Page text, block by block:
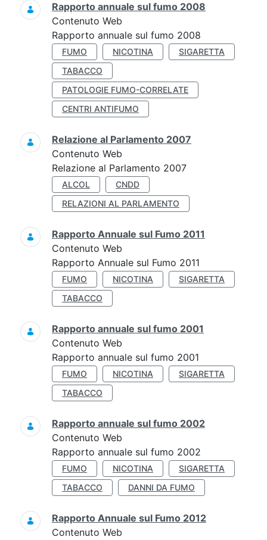
Rapporto annuale sul fumo 2008
Contenuto Web
Rapporto annuale sul fumo 2008
FUMO NICOTINA
SIGARETTA
TABACCO
PATOLOGIE FUMO-CORRELATE
CENTRI ANTIFUMO
Relazione al Parlamento 2007
Contenuto Web
Relazione al Parlamento 2007
ALCOL
CNDD
RELAZIONI AL PARLAMENTO
Rapporto Annuale sul Fumo 2011
Contenuto Web
Rapporto Annuale sul Fumo 2011
FUMO NICOTINA
SIGARETTA
TABACCO
Rapporto annuale sul fumo 2001
Contenuto Web
Rapporto annuale sul fumo 2001
FUMO NICOTINA
SIGARETTA
TABACCO
Rapporto annuale sul fumo 2002
Contenuto Web
Rapporto annuale sul fumo 2002
FUMO NICOTINA
SIGARETTA
TABACCO
DANNI DA FUMO
Rapporto Annuale sul Fumo 2012
Contenuto Web